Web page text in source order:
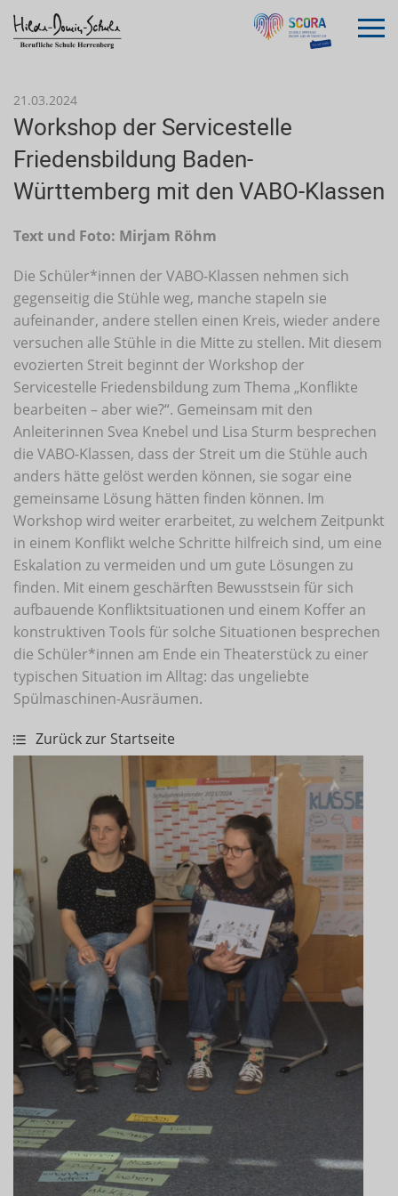
21.03.2024
Workshop der Servicestelle
Friedensbildung Baden-
Württemberg mit den VABO-Klassen
Text und Foto: Mirjam Röhm
Die Schüler*innen der VABO-Klassen nehmen sich
gegenseitig die Stühle weg, manche stapeln sie
aufeinander, andere stellen einen Kreis, wieder andere
versuchen alle Stühle in die Mitte zu stellen. Mit diesem
evozierten Streit beginnt der Workshop der
Servicestelle Friedensbildung zum Thema „Konflikte
bearbeiten – aber wie?“. Gemeinsam mit den
Anleiterinnen Svea Knebel und Lisa Sturm besprechen
die VABO-Klassen, dass der Streit um die Stühle auch
anders hätte gelöst werden können, sie sogar eine
gemeinsame Lösung hätten finden können. Im
Workshop wird weiter erarbeitet, zu welchem Zeitpunkt
in einem Konflikt welche Schritte hilfreich sind, um eine
Eskalation zu vermeiden und um gute Lösungen zu
finden. Mit einem geschärften Bewusstsein für sich
aufbauende Konfliktsituationen und einem Koffer an
konstruktiven Tools für solche Situationen besprechen
die Schüler*innen am Ende ein Theaterstück zu einer
typischen Situation im Alltag: das ungeliebte
Spülmaschinen-Ausräumen.
Zurück zur Startseite